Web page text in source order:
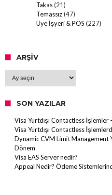
Takas(21)
Temassız(47)
Üye İşyeri & POS (227)
ARŞIV
SON YAZILAR
Visa Yurtdışı Contactless İşlemler
Visa Yurtdışı Contactless
Dynamic CVM Limit Management
Dönem
Visa EAS Server nedir?
Appeal Nedir? Ödeme